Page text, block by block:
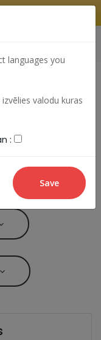
languages you
valodu kuras
:
Likes